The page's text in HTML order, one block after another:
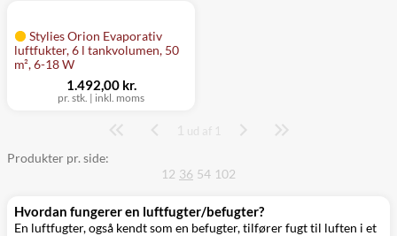
Stylies Orion Evaporativ
luftfukter, 6 l tankvolumen, 50
m², 6-18 W
pr. stk. | inkl. moms
1.492,00 kr.
Side
1 ud af 1
Produkter pr. side:
12 36 54 102
Hvordan fungerer en luftfugter/befugter?
En luftfugter, også kendt som en befugter, tilfører fugt til luften i et